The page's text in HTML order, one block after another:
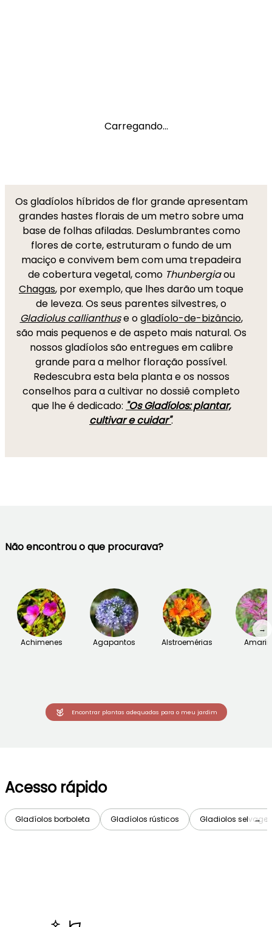
Carregando...
Os gladíolos híbridos de flor grande apresentam
grandes hastes florais de um metro sobre uma
base de folhas afiladas. Deslumbrantes como
flores de corte, estruturam o fundo de um
maciço e convivem bem com uma trepadeira
de cobertura vegetal, como Thunbergiaou
Chagas, por exemplo, que lhes darão um toque
de leveza. Os seus parentes silvestres, o
Gladiolus callianthuse ogladíolo-de-bizâncio,
são mais pequenos e de aspeto mais natural. Os
nossos gladíolos são entregues em calibre
grande para a melhor floração possível.
Redescubra esta bela planta e os nossos
conselhos para a cultivar no dossiê completo
que lhe é dedicado: "Os Gladíolos: plantar,
cultivar e cuidar".
Não encontrou o que procurava?
Achimenes Agapantos Alstroemérias
→
Encontrar plantas adequadas para o meu jardim
Acesso rápido
Gladíolos borboleta Gladíolos rústicos Gladiolos →